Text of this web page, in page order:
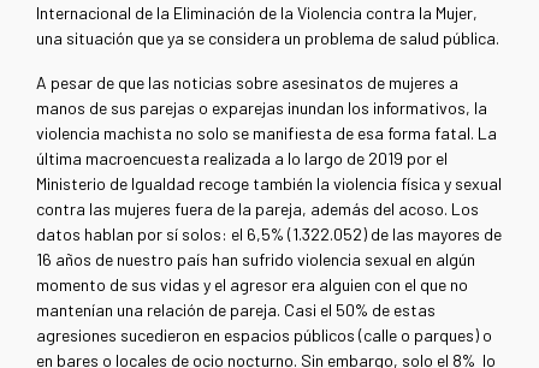
Internacional de la Eliminación de la Violencia contra la Mujer,
una situación que ya se considera un problema de salud pública.
A pesar de que las noticias sobre asesinatos de mujeres a
manos de sus parejas o exparejas inundan los informativos, la
violencia machista no solo se manifiesta de esa forma fatal. La
última macroencuesta realizada a lo largo de 2019 por el
Ministerio de Igualdad recoge también la violencia física y sexual
contra las mujeres fuera de la pareja, además del acoso. Los
datos hablan por sí solos: el 6,5% (1.322.052) de las mayores de
16 años de nuestro país han sufrido violencia sexual en algún
momento de sus vidas y el agresor era alguien con el que no
mantenían una relación de pareja. Casi el 50% de estas
agresiones sucedieron en espacios públicos (calle o parques) o
en bares o locales de ocio nocturno. Sin embargo, solo el 8% lo